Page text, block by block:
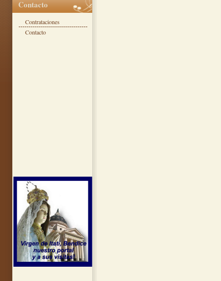
Contacto
Contrataciones
Contacto